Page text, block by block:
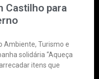
Castilho para
Ambiente, Turismo e
solidária “Aqueça
itens que